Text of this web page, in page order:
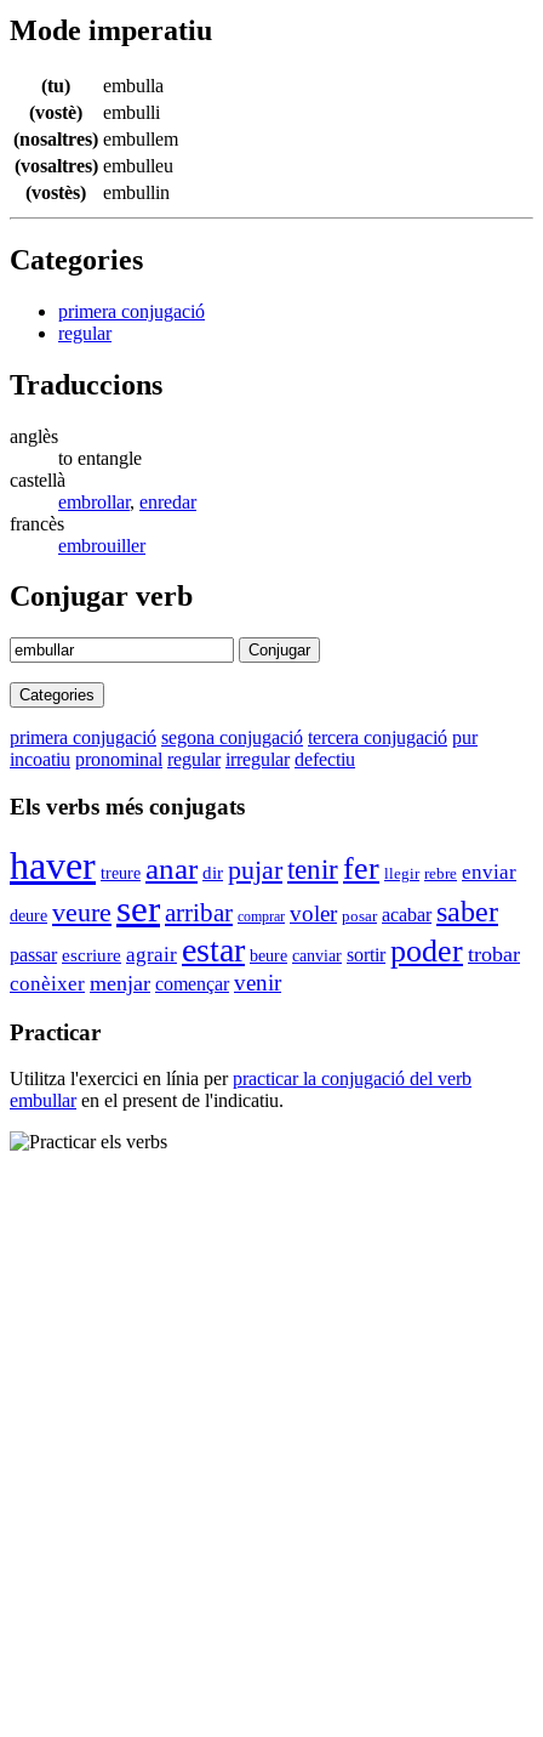
Mode imperatiu
(tu)
embulla
(vostè)
embulli
(nosaltres) embullem
(vosaltres) embulleu
(vostès)
embullin
Categories
primera conjugació
regular
Traduccions
anglès
to entangle
castellà
embrollar, enredar
francès
embrouiller
Conjugar verb
Conjugar
Categories
primera conjugació segona conjugació tercera conjugació pur
incoatiu pronominal regular irregular defectiu
Els verbs més conjugats
haver treure anar dir pujartenirfer llegir rebre enviar
deure veure serarribar comprar voler posar acabar saber
passar escriure agrair estar beure canviar sortir poder trobar
conèixer menjar començar venir
Practicar
Utilitza l'exercici en línia perpracticar la conjugació del verb
embullaren el present de l'indicatiu.